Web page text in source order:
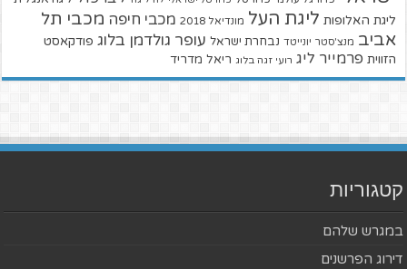
ליגת האלופות ליגת העל מונדיאל 2018 מכבי חיפה מכבי תל
אביב מנצ'סטר יונייטד נבחרת ישראל עופר גולדמן בלוג פודקאסט
הזווית פרמייר ליג רועי זגה בלוג ריאל מדריד
קטגוריות
במגרש שלהם
דירוג הפרשנים